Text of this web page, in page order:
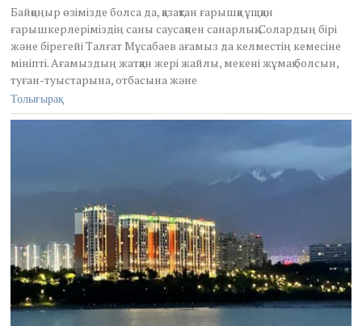
Байқоңыр өзімізде болса да, қазақтан ғарышқа ұщқан
ғарышкерлеріміздің саны саусақпен санарлық. Солардың бірі
және бірегейі Талғат Мұсабаев ағамыз да келместің кемесіне
мініпті. Ағамыздың жатқан жері жайлы, мекені жұмақ болсын,
туған-туыстарына, отбасына және
Толығырақ